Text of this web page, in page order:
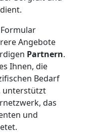
Angebote
Partnern.
Ihnen, die
Bedarf
unterstützt
das
und